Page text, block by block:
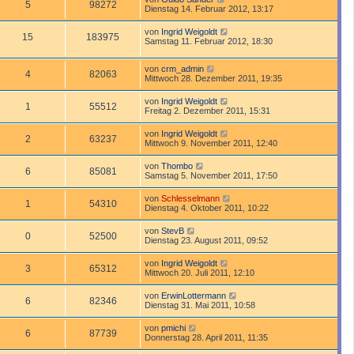
5 98272
Dienstag 14. Februar 2012, 13:17
15 183975 von Ingrid Weigoldt
Samstag 11. Februar 2012, 18:30
4 82063 von crm_admin
Mittwoch 28. Dezember 2011, 19:35
1 55512 von Ingrid Weigoldt
Freitag 2. Dezember 2011, 15:31
2 63237 von Ingrid Weigoldt
Mittwoch 9. November 2011, 12:40
6 85081 von Thombo
Samstag 5. November 2011, 17:50
1 54310 von Schlesselmann
Dienstag 4. Oktober 2011, 10:22
0 52500 von StevB
Dienstag 23. August 2011, 09:52
3 65312 von Ingrid Weigoldt
Mittwoch 20. Juli 2011, 12:10
6 82346 von ErwinLottermann
Dienstag 31. Mai 2011, 10:58
6 87739 von pmichi
Donnerstag 28. April 2011, 11:35